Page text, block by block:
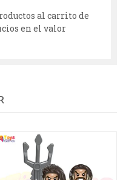
al carrito de
en el valor